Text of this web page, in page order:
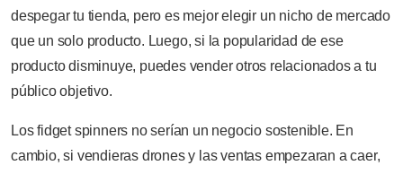
despegar tu tienda, pero es mejor elegir un nicho de mercado
que un solo producto. Luego, si la popularidad de ese
producto disminuye, puedes vender otros relacionados a tu
público objetivo.
Los fidget spinners no serían un negocio sostenible. En
cambio, si vendieras drones y las ventas empezaran a caer,